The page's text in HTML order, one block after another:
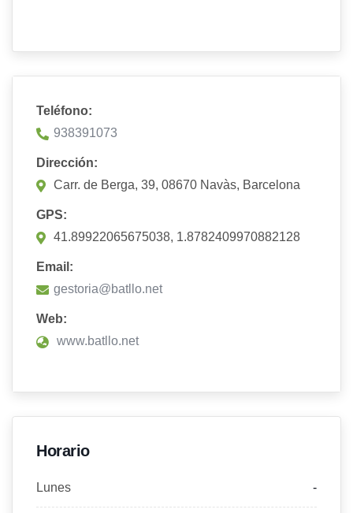
Teléfono:
938391073
Dirección:
Carr. de Berga, 39, 08670 Navàs, Barcelona
GPS:
41.89922065675038, 1.8782409970882128
Email:
gestoria@batllo.net
Web:
www.batllo.net
Horario
Lunes -